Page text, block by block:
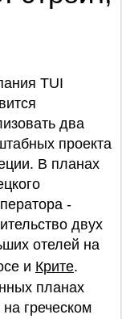
TUI
два
проекта
В планах
-
двух
отелей на
и Крите.
планах
на греческом